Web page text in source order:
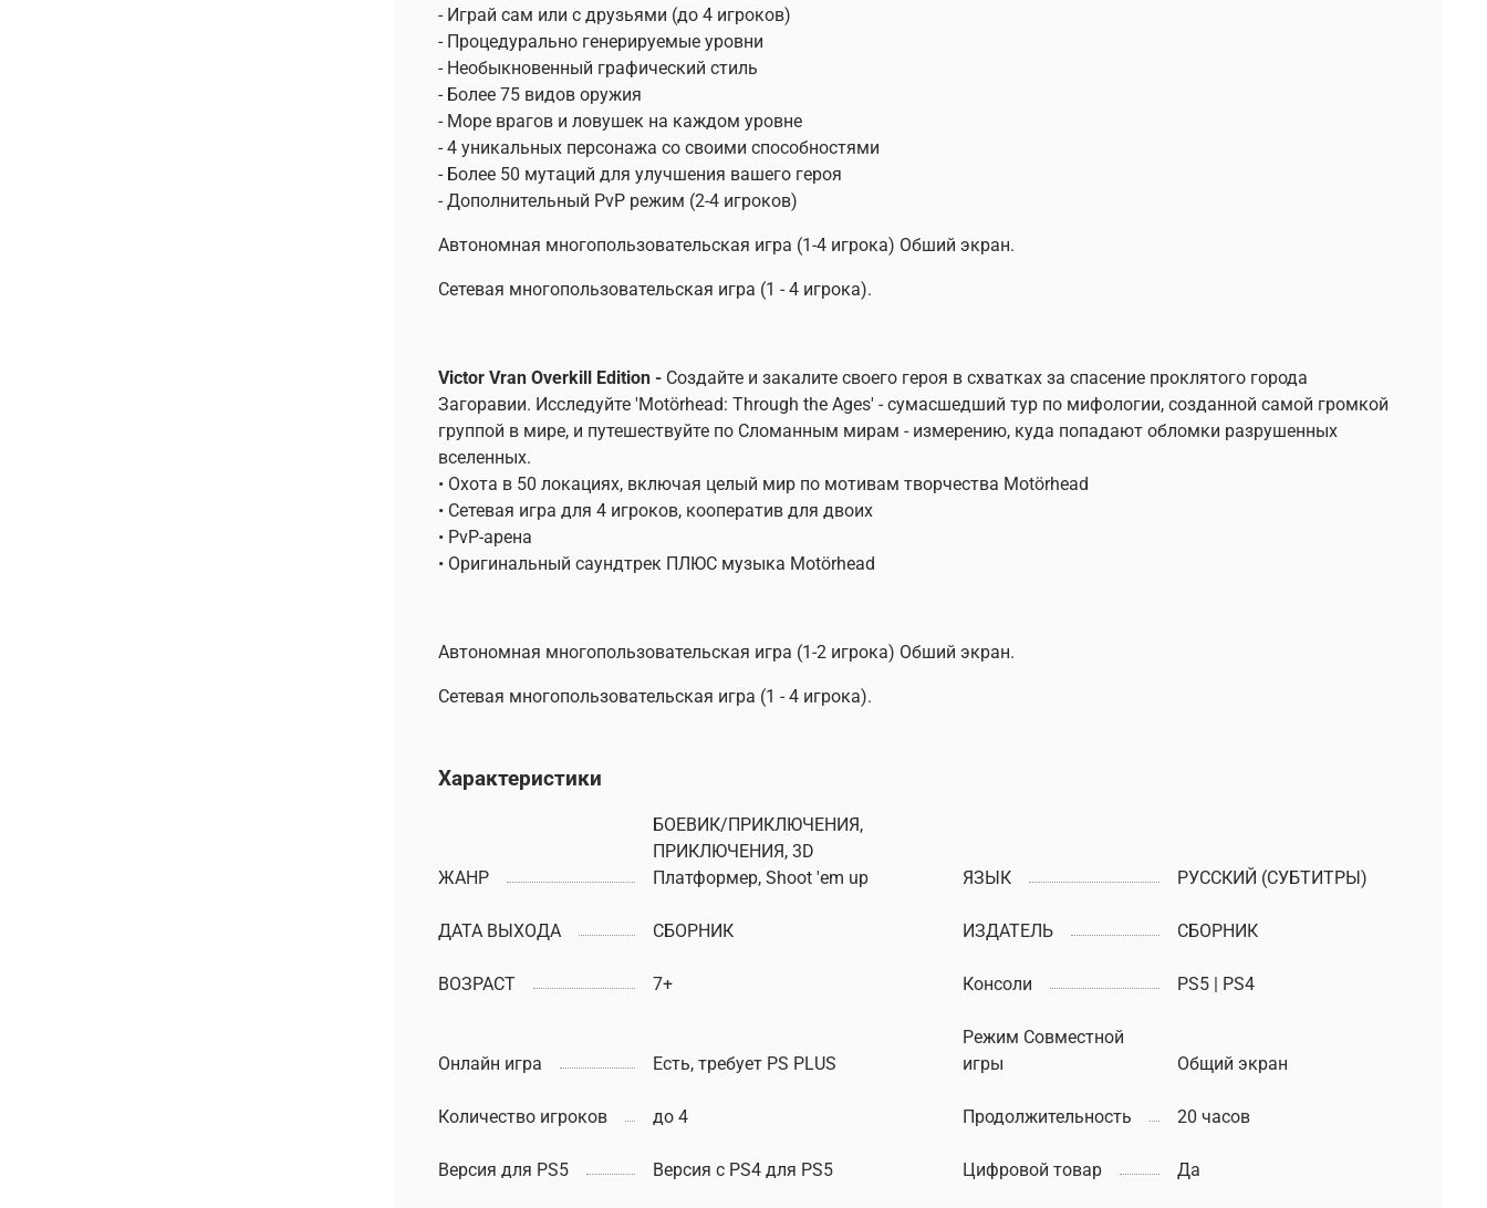
- Играй сам или с друзьями (до 4 игроков)
- Процедурально генерируемые уровни
- Необыкновенный графический стиль
- Более 75 видов оружия
- Море врагов и ловушек на каждом уровне
- 4 уникальных персонажа со своими способностями
- Более 50 мутаций для улучшения вашего героя
- Дополнительный PvP режим (2-4 игроков)
Автономная многопользовательская игра (1-4 игрока) Обший экран.
Сетевая многопользовательская игра (1 - 4 игрока).
Victor Vran Overkill Edition - Создайте и закалите своего героя в схватках за спасение проклятого города
Загоравии. Исследуйте 'Motörhead: Through the Ages' - сумасшедший тур по мифологии, созданной самой громкой
группой в мире, и путешествуйте по Сломанным мирам - измерению, куда попадают обломки разрушенных
вселенных.
• Охота в 50 локациях, включая целый мир по мотивам творчества Motörhead
• Сетевая игра для 4 игроков, кооператив для двоих
• PvP-аренa
• Оригинальный саундтрек ПЛЮС музыка Motörhead
Автономная многопользовательская игра (1-2 игрока) Обший экран.
Сетевая многопользовательская игра (1 - 4 игрока).
Характеристики
ЖАНР
БОЕВИК/ПРИКЛЮЧЕНИЯ,
ПРИКЛЮЧЕНИЯ, 3D
Платформер, Shoot 'em up
ЯЗЫК РУССКИЙ (СУБТИТРЫ)
ДАТА ВЫХОДА СБОРНИК ИЗДАТЕЛЬ СБОРНИК
ВОЗРАСТ 7+ Консоли PS5 | PS4
Онлайн игра Есть, требует PS PLUS
Режим Совместной
игры
Общий экран
Количество игроков до 4 Продолжительность 20 часов
Версия для PS5 Версия с PS4 для PS5 Цифровой товар Да